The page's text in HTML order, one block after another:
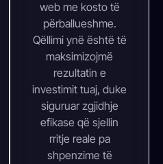
web me kosto të
përballueshme.
Qëllimi ynë është të
maksimizojmë
rezultatin e
investimit tuaj, duke
siguruar zgjidhje
efikase që sjellin
rritje reale pa
shpenzime të